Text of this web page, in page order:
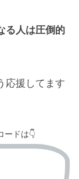
る人は圧倒的
応援してます
ードは👇